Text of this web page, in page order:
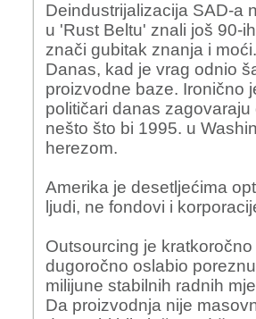
Deindustrijalizacija SAD-a
u 'Rust Beltu' znali još 90-
znači gubitak znanja i moći.
Danas, kad je vrag odnio
proizvodne baze. Ironično
političari danas
nešto što bi 1995. u
herezom.
Amerika je desetljećima
ljudi, ne fondovi i
Outsourcing je
dugoročno oslabio
milijune stabilnih radnih
Da proizvodnja nije